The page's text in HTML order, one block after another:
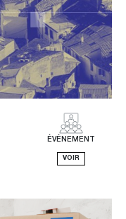
ÉVÉNEMENT
VOIR